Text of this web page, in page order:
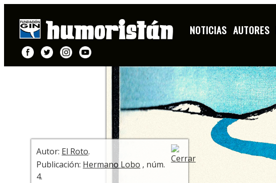
NOTICIAS AUTORES
+ INFO
Autor: El Roto.
Publicación: Hermano Lobo , núm.
4.